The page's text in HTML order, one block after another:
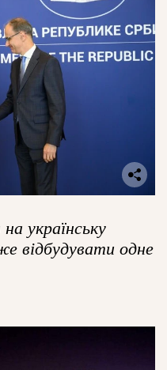
українську
відбудувати одне